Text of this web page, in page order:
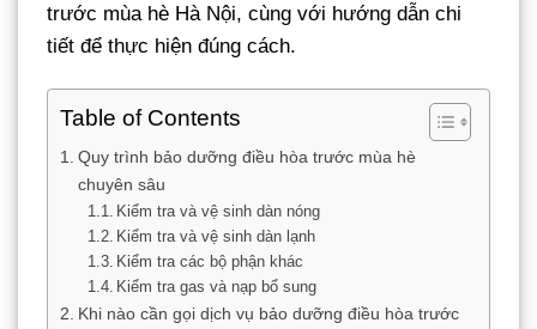
trước mùa hè Hà Nội, cùng với hướng dẫn chi
tiết để thực hiện đúng cách.
Table of Contents
Quy trình bảo dưỡng điều hòa trước mùa hè
chuyên sâu
Kiểm tra và vệ sinh dàn nóng
Kiểm tra và vệ sinh dàn lạnh
Kiểm tra các bộ phận khác
Kiểm tra gas và nạp bổ sung
Khi nào cần gọi dịch vụ bảo dưỡng điều hòa trước